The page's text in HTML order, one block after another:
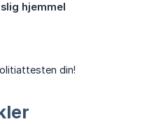
hjemmel
din!